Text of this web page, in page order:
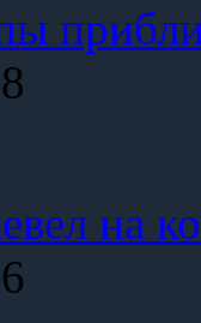
на